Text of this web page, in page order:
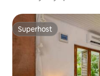
Superhost
Superhost